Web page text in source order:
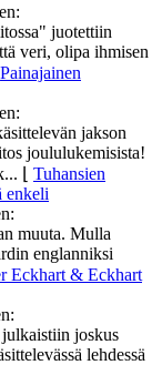
juotettiin
veri, olipa ihmisen
Painajainen
jakson
joululukemisista!
Tuhansien
enkeli
muuta. Mulla
englanniksi
Eckhart & Eckhart
joskus
lehdessä